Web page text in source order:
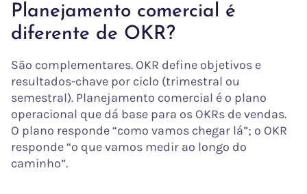
Planejamento comercial é
diferente de OKR?
São complementares. OKR define objetivos e
resultados-chave por ciclo (trimestral ou
semestral). Planejamento comercial é o plano
operacional que dá base para os OKRs de vendas.
O plano responde “como vamos chegar lá”; o OKR
responde “o que vamos medir ao longo do
caminho”.